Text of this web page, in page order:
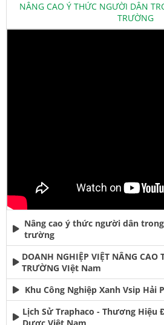
NÂNG CAO Ý THỨC NGƯỜI DÂN
TRƯỜNG
Nâng cao ý thức người dân
trường
DOANH NGHIỆP VIỆT NÂNG CAO
TRƯỜNG VIệt Nam
Khu Công Nghiệp Xanh Vsip Hải
Lịch Sử Traphaco - Thương Hiệu